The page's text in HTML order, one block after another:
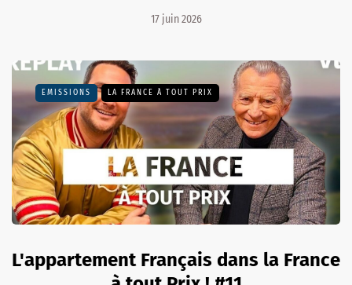
17 juin 2026
EMISSIONS LA FRANCE À TOUT PRIX
L'appartement Français dans la France